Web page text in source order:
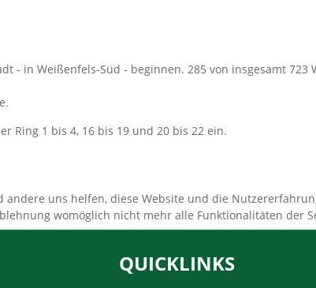
- in Weißenfels-Süd - beginnen. 285 von insgesamt
Ring 1 bis 4, 16 bis 19 und 20 bis 22 ein.
QUICKLINKS
uns helfen, diese Website und die
womöglich nicht mehr alle Funktionalitäten der